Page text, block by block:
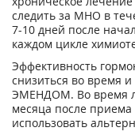
следить за МНО в
7-10 дней после
каждом цикле
Эффективность
снизиться во время
ЭМЕНДОМ. Во время
месяца после
использовать